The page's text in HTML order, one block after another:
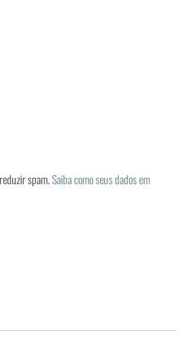
spam.Saiba como seus dados em